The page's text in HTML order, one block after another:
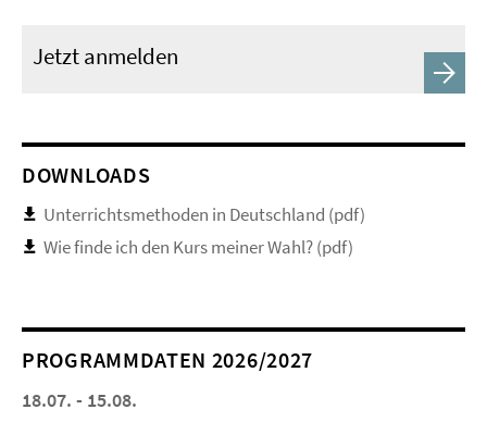
Jetzt anmelden
DOWNLOADS
Unterrichtsmethoden in Deutschland (pdf)
Wie finde ich den Kurs meiner Wahl? (pdf)
PROGRAMMDATEN 2026/2027
18.07. - 15.08.